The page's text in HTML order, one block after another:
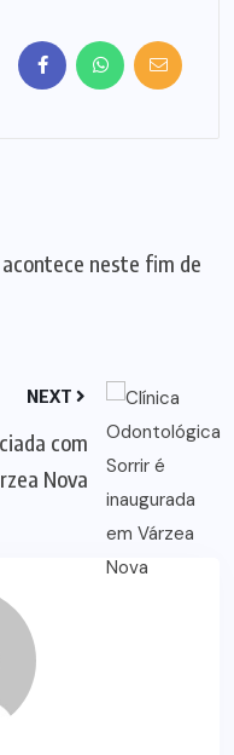
acontece neste fim de
NEXT
com
Nova